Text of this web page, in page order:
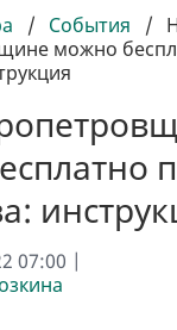
/ События /
можно
07:00 |